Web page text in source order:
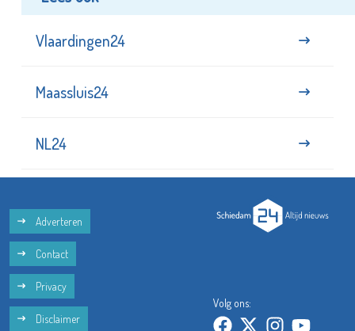
Vlaardingen24
Maassluis24
NL24
Adverteren
Contact
Privacy
Disclaimer
Volg ons: